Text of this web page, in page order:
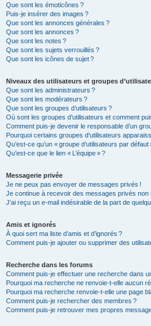
Que sont les émoticônes ?
Puis-je insérer des images ?
Que sont les annonces générales ?
Que sont les annonces ?
Que sont les notes ?
Que sont les sujets verrouillés ?
Que sont les icônes de sujet ?
Niveaux des utilisateurs et groupes
Que sont les administrateurs ?
Que sont les modérateurs ?
Que sont les groupes d’utilisateurs ?
Où sont les groupes d’utilisateurs et comment
Comment puis-je devenir le responsable d’un
Pourquoi certains groupes d’utilisateurs
Qu’est-ce qu’un « groupe d’utilisateurs par défaut
Qu’est-ce que le lien « L’équipe » ?
Messagerie privée
Je ne peux pas envoyer de messages privés !
Je continue à recevoir des messages privés non
J’ai reçu un e-mail indésirable de la part de
Amis et ignorés
À quoi sert ma liste d’amis et d’ignorés ?
Comment puis-je ajouter ou supprimer des
Recherche dans les forums
Comment puis-je effectuer une recherche dans
Pourquoi ma recherche ne renvoie-t-elle aucun
Pourquoi ma recherche renvoie-t-elle une page
Comment puis-je rechercher des membres ?
Comment puis-je retrouver mes propres